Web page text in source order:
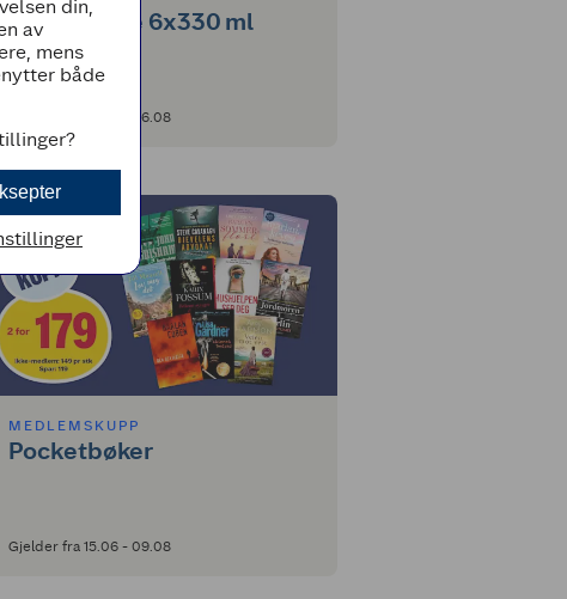
Tine IsKaffe 6x330 ml
Gjelder fra 03.08 - 16.08
MEDLEMSKUPP
Pocketbøker
Gjelder fra 15.06 - 09.08
din,
av
mens
både